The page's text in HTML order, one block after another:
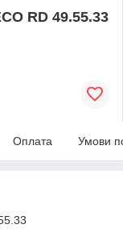
RD 49.55.33
Оплата Умови